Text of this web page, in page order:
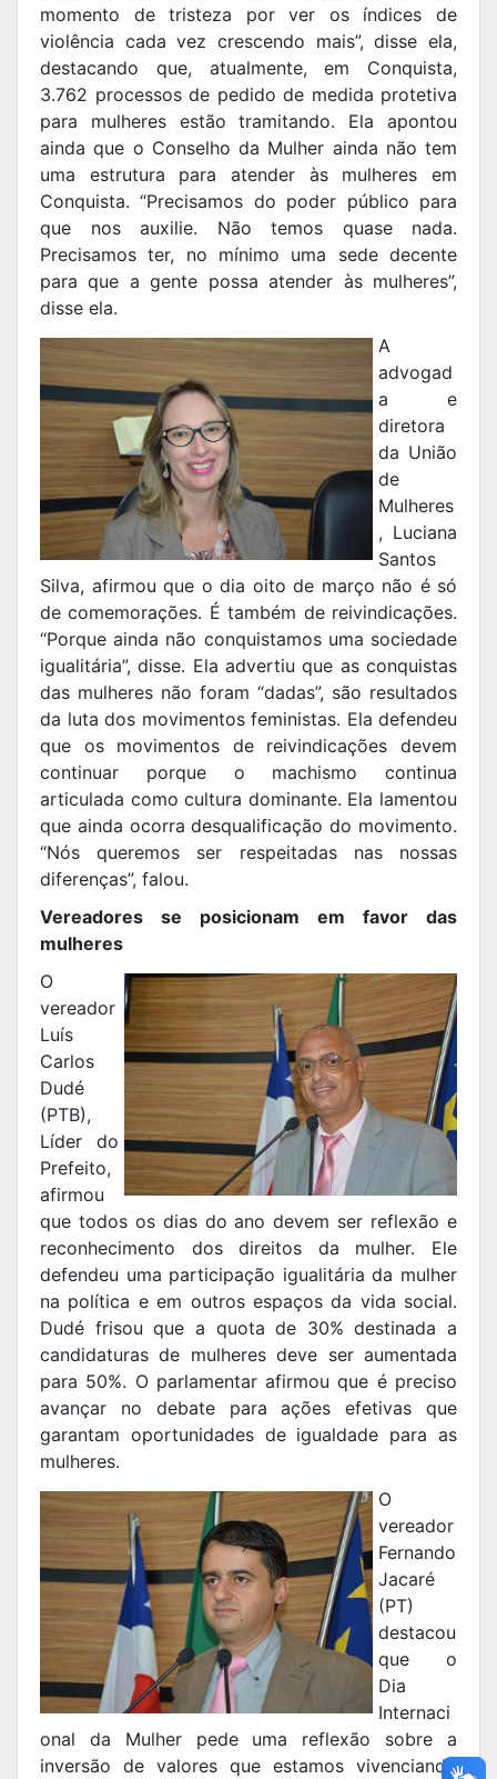
momento de tristeza por ver os índices de
violência cada vez crescendo mais”, disse ela,
destacando que, atualmente, em Conquista,
3.762 processos de pedido de medida protetiva
para mulheres estão tramitando. Ela apontou
ainda que o Conselho da Mulher ainda não tem
uma estrutura para atender às mulheres em
Conquista. “Precisamos do poder público para
que nos auxilie. Não temos quase nada.
Precisamos ter, no mínimo uma sede decente
para que a gente possa atender às mulheres”,
disse ela.
A
advogad
a e
diretora
da União
de
Mulheres
, Luciana
Santos
Silva, afirmou que o dia oito de março não é só
de comemorações. É também de reivindicações.
“Porque ainda não conquistamos uma sociedade
igualitária”, disse. Ela advertiu que as conquistas
das mulheres não foram “dadas”, são resultados
da luta dos movimentos feministas. Ela defendeu
que os movimentos de reivindicações devem
continuar porque o machismo continua
articulada como cultura dominante. Ela lamentou
que ainda ocorra desqualificação do movimento.
“Nós queremos ser respeitadas nas nossas
diferenças”, falou.
Vereadores se posicionam em favor das
mulheres
O
vereador
Luís
Carlos
Dudé
(PTB),
Líder do
Prefeito,
afirmou
que todos os dias do ano devem ser reflexão e
reconhecimento dos direitos da mulher. Ele
defendeu uma participação igualitária da mulher
na política e em outros espaços da vida social.
Dudé frisou que a quota de 30% destinada a
candidaturas de mulheres deve ser aumentada
para 50%. O parlamentar afirmou que é preciso
avançar no debate para ações efetivas que
garantam oportunidades de igualdade para as
mulheres.
O
vereador
Fernando
Jacaré
(PT)
destacou
que o
Dia
Internaci
onal da Mulher pede uma reflexão sobre a
inversão de valores que estamos vivenciando